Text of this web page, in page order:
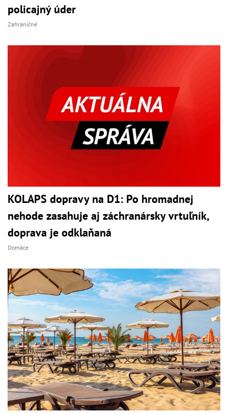
policajný úder
Zahraničné
KOLAPS dopravy na D1: Po hromadnej
nehode zasahuje aj záchranársky vrtuľník,
doprava je odklaňaná
Domáce